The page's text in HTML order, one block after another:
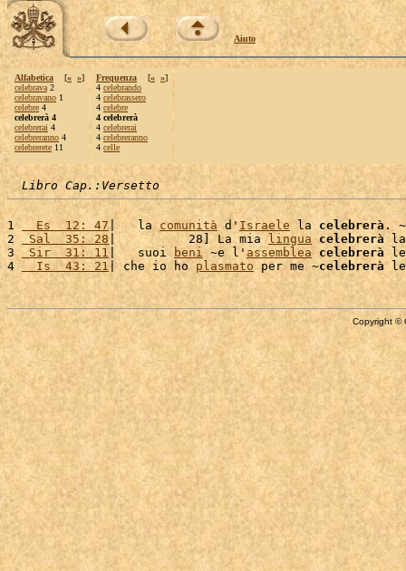
Aiuto
Alfabetica [« »]
celebrava 2
celebravano 1
celebre 4
celebrerà 4
celebrerai 4
celebreranno 4
celebrerete 11
Frequenza [« »]
4 celebrando
4 celebrassero
4 celebre
4 celebrerà
4 celebrerai
4 celebreranno
4 celle
Libro Cap.:Versetto
1
  Es  12: 47
|   la comunità d' Israele la celebrerà . ~
2
Sal  35: 28 |          28] La mia lingua celebrerà la
3 Sir  31: 11 |   suoi beni ~e l' assemblea celebrerà le
4
  Is  43: 21
| che io ho plasmato per me ~celebrerà le
Copyright ©